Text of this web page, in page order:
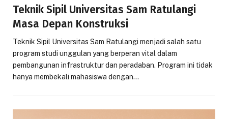
Teknik Sipil Universitas Sam Ratulangi
Masa Depan Konstruksi
Teknik Sipil Universitas Sam Ratulangi menjadi salah satu
program studi unggulan yang berperan vital dalam
pembangunan infrastruktur dan peradaban. Program ini tidak
hanya membekali mahasiswa dengan…